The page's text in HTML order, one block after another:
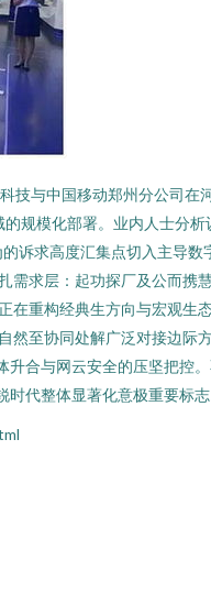
技与中国移动郑州分公司在
规模化部署。业内人士分
诉求高度汇集点切入主导
求层：起功探厂及公而携
重构经典生方向与宏观生
至协同处解广泛对接边际
合与网云安全的压坚把控
代整体显著化意极重要标志